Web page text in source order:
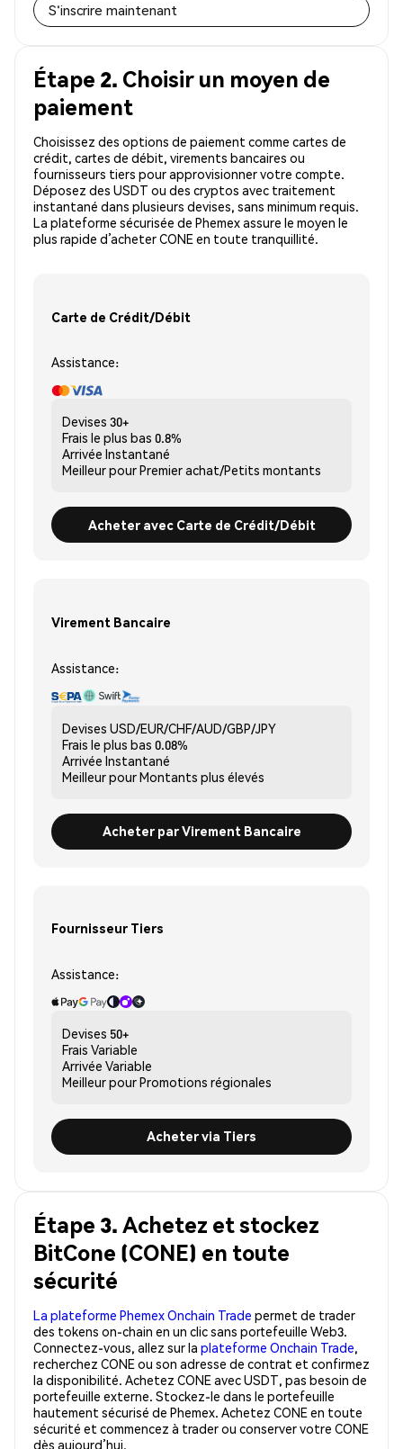
S'inscrire maintenant
Étape 2. Choisir un moyen de
paiement
Choisissez des options de paiement comme cartes de
crédit, cartes de débit, virements bancaires ou
fournisseurs tiers pour approvisionner votre compte.
Déposez des USDT ou des cryptos avec traitement
instantané dans plusieurs devises, sans minimum requis.
La plateforme sécurisée de Phemex assure le moyen le
plus rapide d’acheter CONE en toute tranquillité.
Carte de Crédit/Débit
Assistance:
Devises 30+
Frais le plus bas 0.8%
Arrivée Instantané
Meilleur pourPremier achat/Petits montants
Acheter avec Carte de Crédit/Débit
Virement Bancaire
Assistance:
Devises USD/EUR/CHF/AUD/GBP/JPY
Frais le plus bas 0.08%
Arrivée Instantané
Meilleur pourMontants plus élevés
Acheter par Virement Bancaire
Fournisseur Tiers
Assistance:
Devises 50+
Frais Variable
Arrivée Variable
Meilleur pourPromotions régionales
Acheter via Tiers
Étape 3. Achetez et stockez
BitCone (CONE) en toute
sécurité
La plateforme Phemex Onchain Trade permet de trader
des tokens on-chain en un clic sans portefeuille Web3.
Connectez-vous, allez sur la plateforme Onchain Trade,
recherchez CONE ou son adresse de contrat et confirmez
la disponibilité. Achetez CONE avec USDT, pas besoin de
portefeuille externe. Stockez-le dans le portefeuille
hautement sécurisé de Phemex. Achetez CONE en toute
sécurité et commencez à trader ou conserver votre CONE
dès aujourd’hui.